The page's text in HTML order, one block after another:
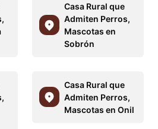
Casa Rural que
Admiten Perros,
Mascotas en
Sobrón
Casa Rural que
Admiten Perros,
Mascotas en Onil